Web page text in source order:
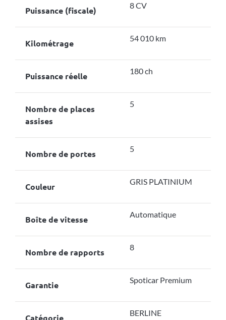
Puissance (fiscale) 8 CV
Kilométrage 54 010 km
Puissance réelle 180 ch
Nombre de places
assises
5
Nombre de portes 5
Couleur GRIS PLATINIUM
Boîte de vitesse Automatique
Nombre de rapports 8
Garantie Spoticar Premium
BERLINE